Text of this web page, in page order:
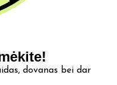
dovanas bei dar